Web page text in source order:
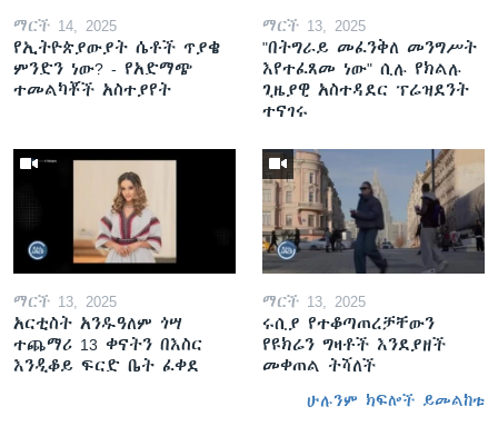
ማርች 14, 2025
የኢትዮጵያውያት ሴቶች ጥያቄ
ምንድን ነው? - የአድማጭ
ተመልካቾች አስተያየት
ማርች 13, 2025
"በትግራይ መፈንቅለ መንግሥት
እየተፈጸመ ነው" ሲሉ የክልሉ
ጊዜያዊ አስተዳደር ፕሬዝደንት
ተናገሩ
ማርች 13, 2025
አርቲስት አንዱዓለም ጎሣ
ተጨማሪ 13 ቀናትን በእስር
እንዲቆይ ፍርድ ቤት ፈቀደ
ማርች 13, 2025
ሩሲያ የተቆጣጠረቻቸውን
የዩክሬን ግዛቶች እንደያዘች
መቀጠል ትሻለች
ሁሉንም ክፍሎች ይመልከቱ